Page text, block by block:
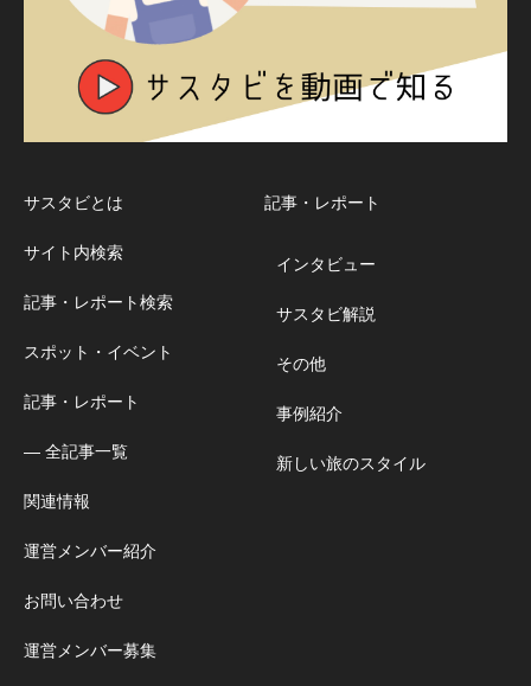
サスタビとは
サイト内検索
記事・レポート検索
スポット・イベント
記事・レポート
― 全記事一覧
関連情報
運営メンバー紹介
お問い合わせ
運営メンバー募集
記事・レポート
インタビュー
サスタビ解説
その他
事例紹介
新しい旅のスタイル